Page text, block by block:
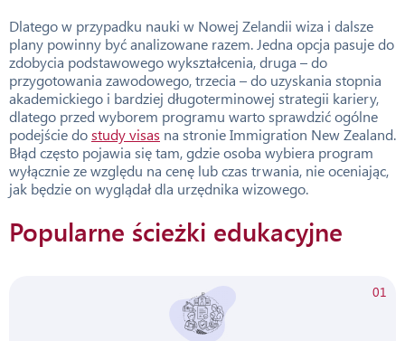
Dlatego w przypadku nauki w Nowej Zelandii wiza i dalsze
plany powinny być analizowane razem. Jedna opcja pasuje do
zdobycia podstawowego wykształcenia, druga – do
przygotowania zawodowego, trzecia – do uzyskania stopnia
akademickiego i bardziej długoterminowej strategii kariery,
dlatego przed wyborem programu warto sprawdzić ogólne
podejście dostudy visas na stronie Immigration New Zealand.
Błąd często pojawia się tam, gdzie osoba wybiera program
wyłącznie ze względu na cenę lub czas trwania, nie oceniając,
jak będzie on wyglądał dla urzędnika wizowego.
Popularne ścieżki edukacyjne
01